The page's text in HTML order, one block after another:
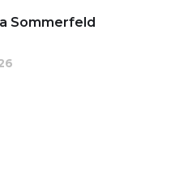
Sommerfeld